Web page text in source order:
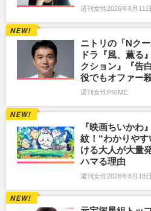
週刊女性2026年8月11
ニトリの「Nク
ドラ『風、薫る
クション』『告
役でもオファー
週刊女性PRIME
『映画ちいかわ
紋！“わかりや
ける大人が大量
ハマる理由
週刊女性2026年8月18